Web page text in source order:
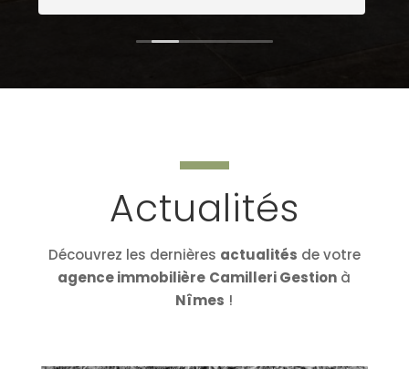
Actualités
Découvrez les dernières actualités de votre
agence immobilière Camilleri Gestion à
Nîmes !